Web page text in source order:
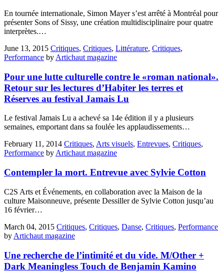
En tournée internationale, Simon Mayer s’est arrêté à Montréal pour
présenter Sons of Sissy, une création multidisciplinaire pour quatre
interprètes.…
June 13, 2015 Critiques, Critiques, Littérature, Critiques,
Performance by Artichaut magazine
Pour une lutte culturelle contre le «roman national».
Retour sur les lectures d’Habiter les terres et
Réserves au festival Jamais Lu
Le festival Jamais Lu a achevé sa 14e édition il y a plusieurs
semaines, emportant dans sa foulée les applaudissements…
February 11, 2014 Critiques, Arts visuels, Entrevues, Critiques,
Performance byArtichaut magazine
Contempler la mort. Entrevue avec Sylvie Cotton
C2S Arts et Événements, en collaboration avec la Maison de la
culture Maisonneuve, présente Dessiller de Sylvie Cotton jusqu’au
16 février…
March 04, 2015 Critiques, Critiques, Danse, Critiques, Performance
by Artichaut magazine
Une recherche de l’intimité et du vide. M/Other +
Dark Meaningless Touch de Benjamin Kamino